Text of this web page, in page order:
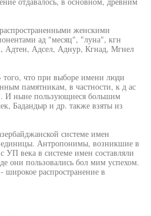
женскими
ад "месяц", "луна", кгн
Адсел, Аднур, Кгнад, Мгнел
того, что при выборе имени люди
памятникам, в частности, к д ас
И ныне пользующиеся большим
Бадандыр и др. также взяты из
системе имен
единицы. Антропонимы, возникшие в
УП века в системе имен составляли
они пользовались бол мим успехом.
распространение в